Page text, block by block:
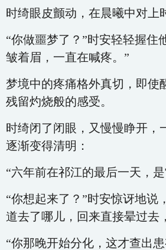
时绮眼皮颤动，在晨曦中对上
“你做噩梦了？”时安轻轻握住
皱着眉，一直在喊疼。”
梦境中的疼痛格外真切，即使
残留灼烧般的感受。
时绮闭了闭眼，又慢慢睁开，
逐渐变得清明：
“六年前在祁江的最后一天，
“你想起来了？”时安惊讶地说
道去了哪儿，回来直接晕过去
“你那晚开始分化，这才查出